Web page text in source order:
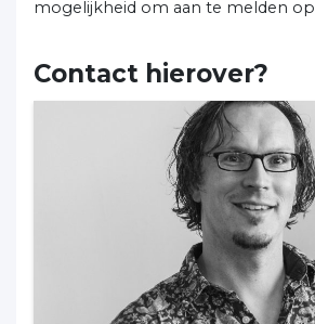
mogelijkheid om aan te melden op
Contact hierover?